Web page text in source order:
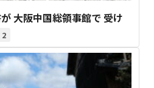
大阪中国総領事館で 受け
2